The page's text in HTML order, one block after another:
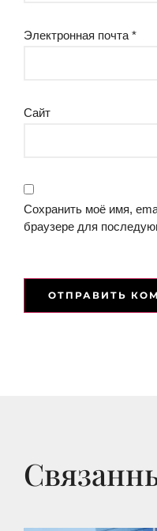
Электронная почта *
Сайт
Сохранить моё имя,
браузере для